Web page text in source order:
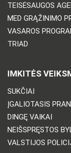
TEISĖSAUGOS
MED GRĄŽINIMO
VASAROS
TRIAD
IMKITĖS
SUKČIAI
ĮGALIOTASIS
DINGĘ VAIKAI
NEIŠSPRĘSTOS
VALSTIJOS